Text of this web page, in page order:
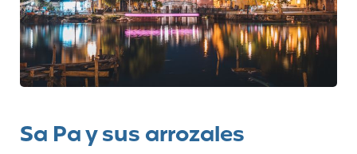
Sa Pa y sus arrozales